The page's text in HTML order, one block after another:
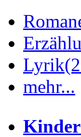
Lyrik
mehr...